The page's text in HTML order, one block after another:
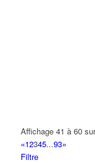
Affichage 41 à 60
«12345...93»
Filtre